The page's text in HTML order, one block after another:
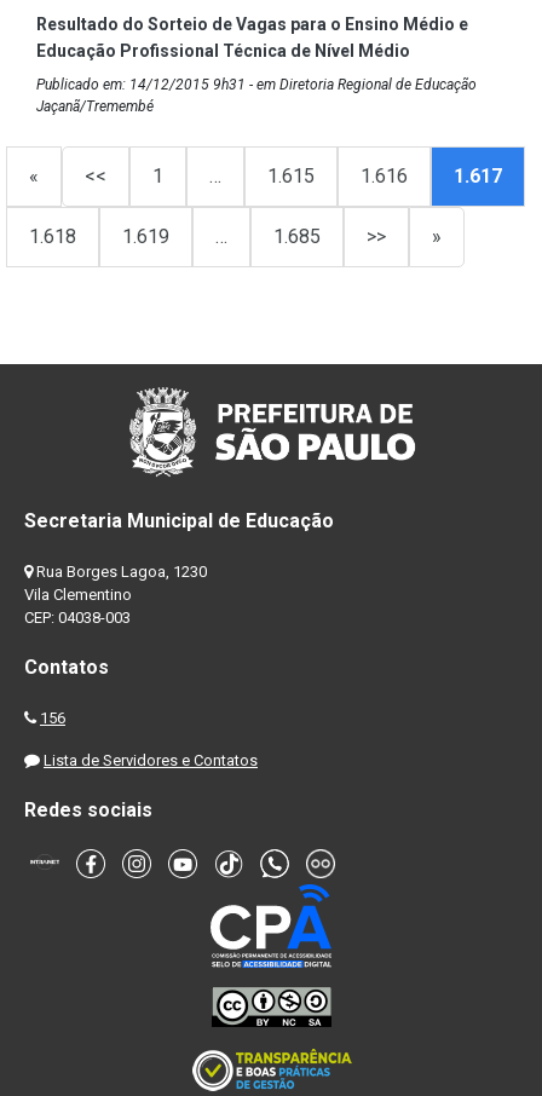
Resultado do Sorteio de Vagas para o Ensino Médio e
Educação Profissional Técnica de Nível Médio
Publicado em: 14/12/2015 9h31 - em Diretoria Regional de Educação
Jaçanã/Tremembé
« << 1 … 1.615 1.616 1.617
1.618 1.619 … 1.685 >> »
Secretaria Municipal de Educação
Rua Borges Lagoa, 1230
Vila Clementino
CEP: 04038-003
Contatos
156
Lista de Servidores e Contatos
Redes sociais